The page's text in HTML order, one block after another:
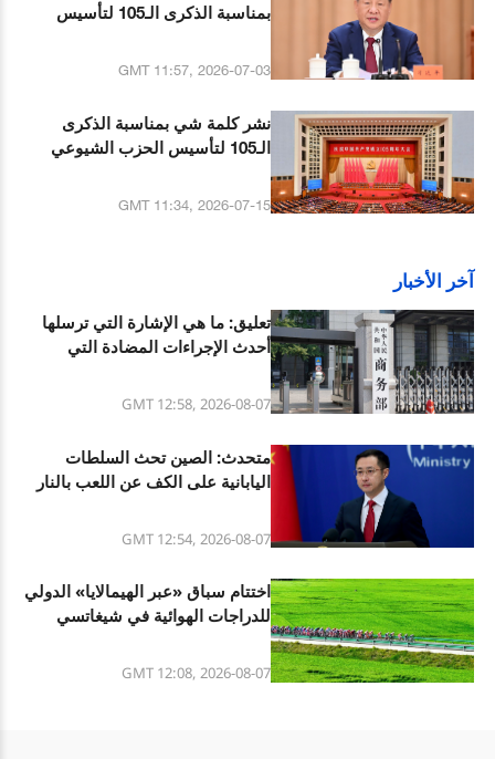
بمناسبة الذكرى الـ105 لتأسيس
GMT 11:57, 2026-07-03
نشر كلمة شي بمناسبة الذكرى
الـ105 لتأسيس الحزب الشيوعي
GMT 11:34, 2026-07-15
آخر الأخبار
تعليق: ما هي الإشارة التي ترسلها
أحدث الإجراءات المضادة التي
GMT 12:58, 2026-08-07
متحدث: الصين تحث السلطات
اليابانية على الكف عن اللعب بالنار
GMT 12:54, 2026-08-07
اختتام سباق «عبر الهيمالايا» الدولي
للدراجات الهوائية في شيغاتسي
GMT 12:08, 2026-08-07